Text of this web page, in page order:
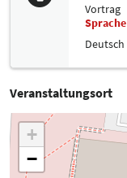
Vortrag
Sprache
Deutsch
Veranstaltungsort
+
−